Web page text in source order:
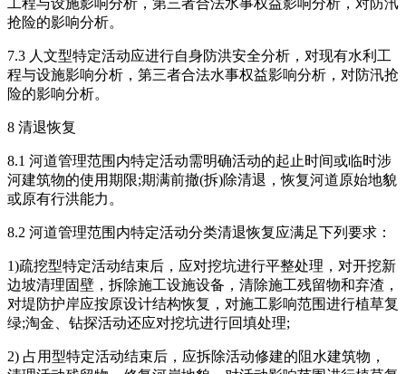
工程与设施影响分析，第三者合法水事权益影响分析，对防汛
抢险的影响分析。
7.3 人文型特定活动应进行自身防洪安全分析，对现有水利工
程与设施影响分析，第三者合法水事权益影响分析，对防汛抢
险的影响分析。
8 清退恢复
8.1 河道管理范围内特定活动需明确活动的起止时间或临时涉
河建筑物的使用期限;期满前撤(拆)除清退，恢复河道原始地貌
或原有行洪能力。
8.2 河道管理范围内特定活动分类清退恢复应满足下列要求：
1)疏挖型特定活动结束后，应对挖坑进行平整处理，对开挖新
边坡清理固壁，拆除施工设施设备，清除施工残留物和弃渣，
对堤防护岸应按原设计结构恢复，对施工影响范围进行植草复
绿;淘金、钻探活动还应对挖坑进行回填处理;
2) 占用型特定活动结束后，应拆除活动修建的阻水建筑物，